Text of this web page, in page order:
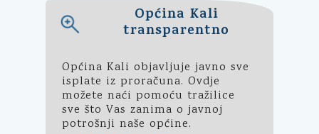
Općina Kali
transparentno
Općina Kali objavljuje javno sve
isplate iz proračuna. Ovdje
možete naći pomoću tražilice
sve što Vas zanima o javnoj
potrošnji naše općine.